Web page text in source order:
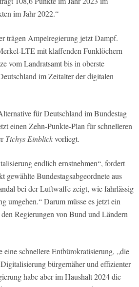
im Jahr 2022.“
trägen Ampelregierung jetzt Dampf.
LTE mit klaffenden Funklöchern
vom Landratsamt bis in oberste
im Zeitalter der digitalen
für Deutschland im Bundestag
einen Zehn-Punkte-Plan für schnelleren
Tichys Einblickvorliegt.
endlich ernstnehmen“, fordert
gewählte Bundestagsabgeordnete aus
bei der Luftwaffe zeigt, wie fahrlässig
umgehen.“ Darum müsse es jetzt ein
Regierungen von Bund und Ländern
eine schnellere Entbürokratisierung, „die
bürgernäher und effizienter
habe aber im Haushalt 2024 die